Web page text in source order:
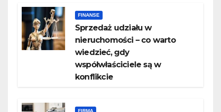
FINANSE
Sprzedaż udziału w
nieruchomości – co warto
wiedzieć, gdy
współwłaściciele są w
konflikcie
FIRMA